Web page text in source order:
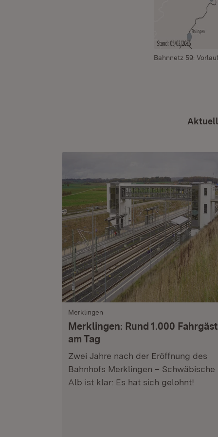
Bahnnetz 59:
Merklingen
Merklingen: Rund 1.000
am Tag
Zwei Jahre nach der Eröffnung des
Bahnhofs Merklingen – Schwäbische
Alb ist klar: Es hat sich gelohnt!